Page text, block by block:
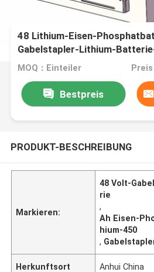
48 Lithium-Eisen-
Gabelstapler-Lithium-
MOQ：Einteiler
Bestpreis
PRODUKT-BESCHREIBUNG
Markieren:
48 Volt-
rie
,
Ah Eisen-
hium-450
,
Herkunftsort Anhui China